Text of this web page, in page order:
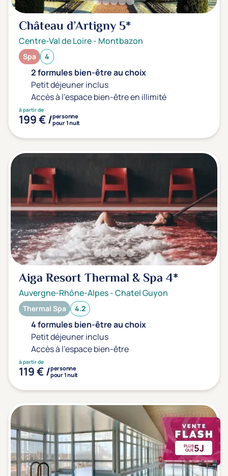
Château d’Artigny5*
Centre-Val de Loire- Montbazon
Spa 4
2 formules bien-être au choix
Petit déjeuner inclus
Accès à l'espace bien-être en illimité
à partir de
199 € /personne
pour 1 nuit
Aiga Resort Thermal & Spa4*
Auvergne-Rhône-Alpes-Chatel Guyon
Thermal Spa 4.2
4 formules bien-être au choix
Petit déjeuner inclus
Accès à l'espace bien-être
à partir de
119 € /personne
pour 1 nuit
PLUS
QUE5J